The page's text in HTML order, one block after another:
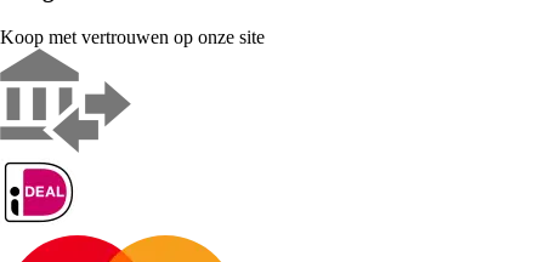
Koop met vertrouwen op onze site